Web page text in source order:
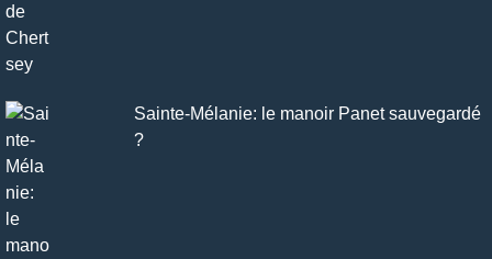
Sainte-Mélanie: le manoir Panet sauvegardé
?